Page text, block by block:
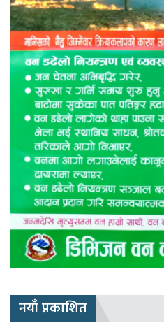
नयाँ प्रकाशित